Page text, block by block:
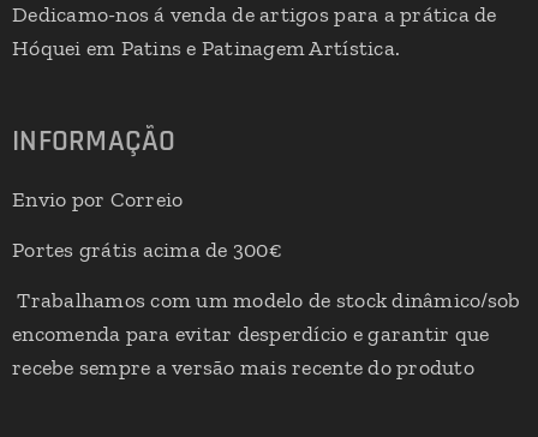
Dedicamo-nos á venda de artigos para a prática de
Hóquei em Patins e Patinagem Artística.
INFORMAÇÃO
Envio por Correio
Portes grátis acima de 300€
Trabalhamos com um modelo de stock dinâmico/sob
encomenda para evitar desperdício e garantir que
recebe sempre a versão mais recente do produto